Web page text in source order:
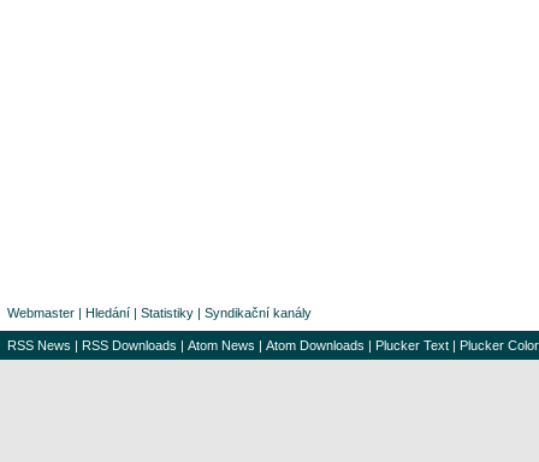
Webmaster | Hledání | Statistiky | Syndikační kanály
RSS News | RSS Downloads | Atom News | Atom Downloads | Plucker Text | Plucker Color